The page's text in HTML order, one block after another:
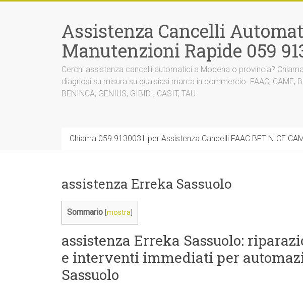
Assistenza Cancelli
Manutenzioni Rapide 059
Cerchi assistenza cancelli automatici a Modena o provincia?
diagnosi su misura su qualsiasi marca in commercio. FAAC, CAME,
BENINCA, GENIUS, GIBIDI, CASIT, TAU
Chiama 059 9130031 per Assistenza Cancelli FAAC BFT NICE
assistenza Erreka Sassuolo
Sommario mostra
assistenza Erreka Sassuolo:
e interventi immediati per
Sassuolo